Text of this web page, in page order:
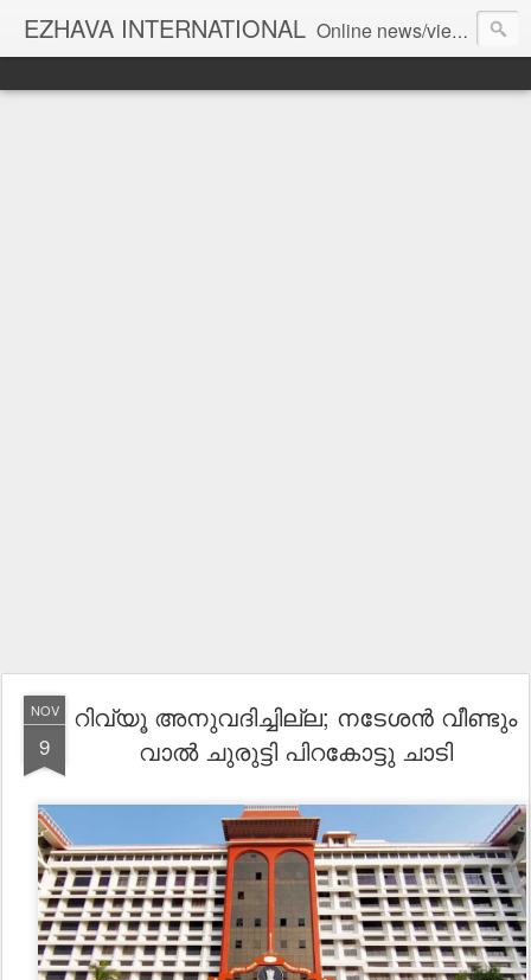
EZHAVA INTERNATIONAL Online news/views JOURNAL... Connecting the community worldwide Editorial Director: Prem Chandran
NOV
9
റിവ്യൂ അനുവദിച്ചില്ല; നടേശൻ വീണ്ടും
വാൽ ചുരുട്ടി പിറകോട്ടു ചാടി